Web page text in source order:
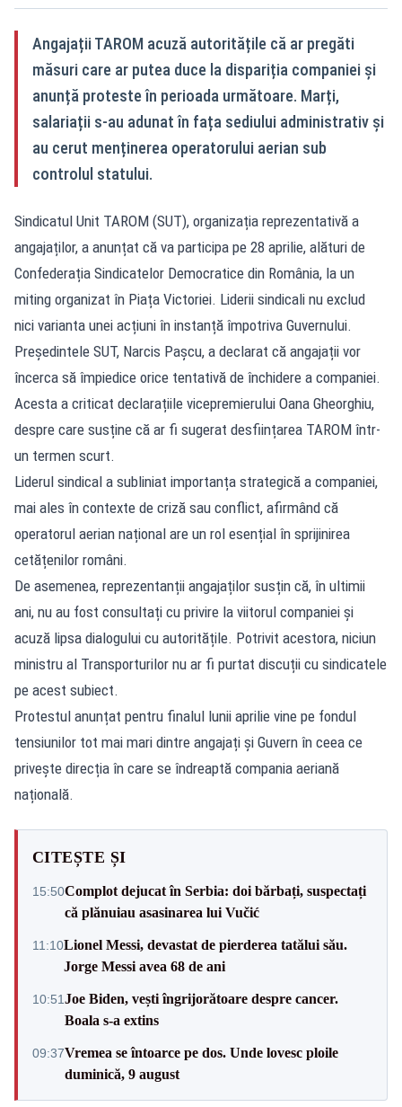
Angajații TAROM acuză autoritățile că ar pregăti
măsuri care ar putea duce la dispariția companiei și
anunță proteste în perioada următoare. Marți,
salariații s-au adunat în fața sediului administrativ și
au cerut menținerea operatorului aerian sub
controlul statului.
Sindicatul Unit TAROM (SUT), organizația reprezentativă a
angajaților, a anunțat că va participa pe 28 aprilie, alături de
Confederația Sindicatelor Democratice din România, la un
miting organizat în Piața Victoriei. Liderii sindicali nu exclud
nici varianta unei acțiuni în instanță împotriva Guvernului.
Președintele SUT, Narcis Pașcu, a declarat că angajații vor
încerca să împiedice orice tentativă de închidere a companiei.
Acesta a criticat declarațiile vicepremierului Oana Gheorghiu,
despre care susține că ar fi sugerat desființarea TAROM într-
un termen scurt.
Liderul sindical a subliniat importanța strategică a companiei,
mai ales în contexte de criză sau conflict, afirmând că
operatorul aerian național are un rol esențial în sprijinirea
cetățenilor români.
De asemenea, reprezentanții angajaților susțin că, în ultimii
ani, nu au fost consultați cu privire la viitorul companiei și
acuză lipsa dialogului cu autoritățile. Potrivit acestora, niciun
ministru al Transporturilor nu ar fi purtat discuții cu sindicatele
pe acest subiect.
Protestul anunțat pentru finalul lunii aprilie vine pe fondul
tensiunilor tot mai mari dintre angajați și Guvern în ceea ce
privește direcția în care se îndreaptă compania aeriană
națională.
CITEȘTE ȘI
15:50Complot dejucat în Serbia: doi bărbați, suspectați
că plănuiau asasinarea lui Vučić
11:10Lionel Messi, devastat de pierderea tatălui său.
Jorge Messi avea 68 de ani
10:51Joe Biden, vești îngrijorătoare despre cancer.
Boala s-a extins
09:37Vremea se întoarce pe dos. Unde lovesc ploile
duminică, 9 august